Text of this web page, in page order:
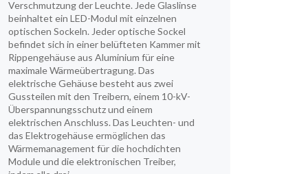
STARTSEITE
01
Verschmutzung der Leuchte. Jede Glaslinse
beinhaltet ein LED-Modul mit einzelnen
optischen Sockeln. Jeder optische Sockel
befindet sich in einer belüfteten Kammer mit
Rippengehäuse aus Aluminium für eine
maximale Wärmeübertragung. Das
elektrische Gehäuse besteht aus zwei
Gussteilen mit den Treibern, einem 10-kV-
Überspannungsschutz und einem
elektrischen Anschluss. Das Leuchten- und
das Elektrogehäuse ermöglichen das
Wärmemanagement für die hochdichten
Module und die elektronischen Treiber,